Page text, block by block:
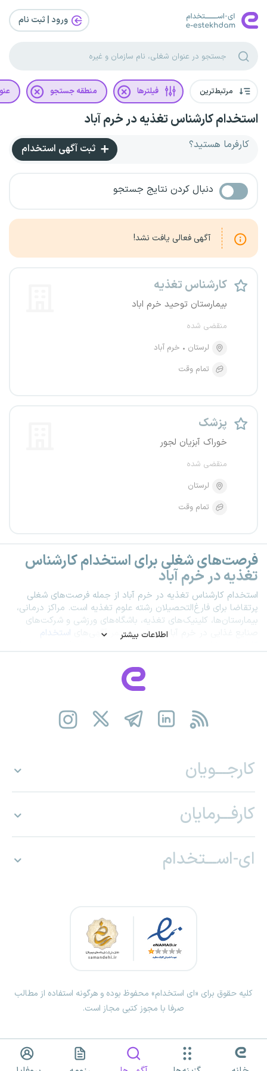
ورود | ثبت‌ نام
مرتبط‌ترین فیلترها منطقه جستجو
استخدام کارشناس تغذیه در خرم آباد
کارفرما هستید؟ ثبت آگهی استخدام
دنبال کردن نتایج جستجو
آگهی فعالی یافت نشد!
کارشناس تغذیه
بیمارستان توحید خرم اباد
منقضی شده
لرستان
خرم آباد
تمام وقت
پزشک
خوراک آبزیان لجور
منقضی شده
لرستان
تمام وقت
اطلاعات بیشتر
فرصت‌های شغلی برای استخدام کارشناس
تغذیه در خرم آباد
استخدام کارشناس تغذیه در خرم آباد از جمله فرصت‌های شغلی
پرتقاضا برای فارغ‌التحصیلان رشته علوم تغذیه است. مراکز درمانی،
بیمارستان‌ها، کلینیک‌های تغذیه، باشگاه‌های ورزشی و شرکت‌های
صنایع غذایی در خرم آباد به طور مستمر آگهی‌های
استخدام
تغذیه‌ای را داشته باشند. اگر به دنبال جدیدترین فرصت‌های
در این حوزه هستید، آگهی‌های به روز این صفحه را بررسی و برای
فرصت‌های شغلی بیشتر در خرم آباد نیز می‌توانید بهکاریابی خرم
مراجعه کنید.
آشنا می‌کند. همچنین دانشجویان و فارغ‌التحصیلان رشته علوم
تغذیه می‌توانند با استفاده از
افزایش دهند.
کارجـــویان
کارفـــرمایان
ای-اســـتخدام
کلیه حقوق برای «ای استخدام» محفوظ بوده و هرگونه استفاده از مطالب
صرفا با مجوز کتبی مجاز است.